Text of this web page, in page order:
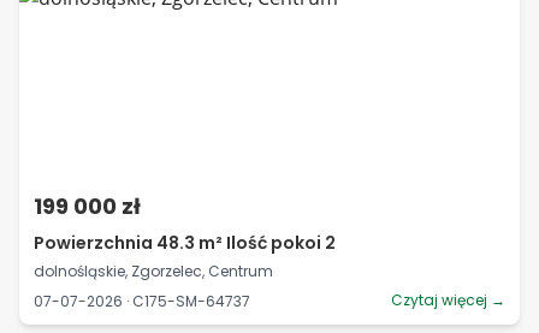
199 000 zł
Powierzchnia 48.3 m² Ilość pokoi 2
dolnośląskie, Zgorzelec, Centrum
07-07-2026 · C175-SM-64737
Czytaj więcej →